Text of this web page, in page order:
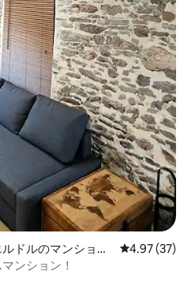
ドルのマンショ
レビュー37
4.97 (37)
ンション！